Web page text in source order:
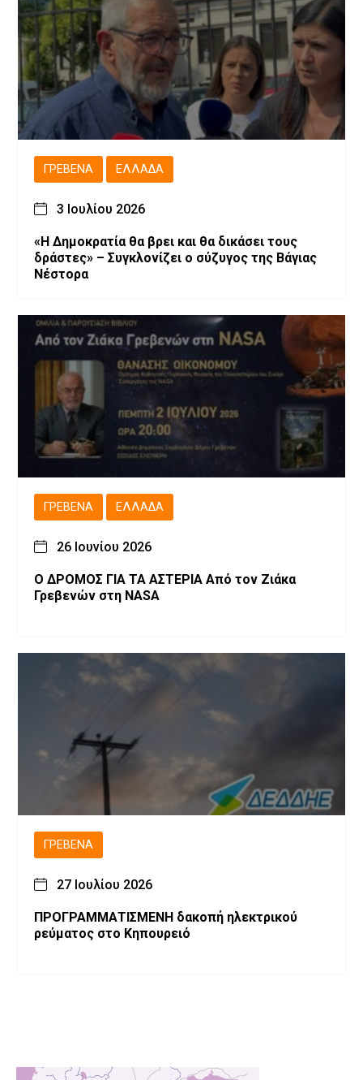
ΓΡΕΒΕΝΆ ΕΛΛΆΔΑ
3 Ιουλίου 2026
«Η Δημοκρατία θα βρει και θα δικάσει τους
δράστες» – Συγκλονίζει ο σύζυγος της Βάγιας
Νέστορα
ΓΡΕΒΕΝΆ ΕΛΛΆΔΑ
26 Ιουνίου 2026
Ο ΔΡΟΜΟΣ ΓΙΑ ΤΑ ΑΣΤΕΡΙΑ Από τον Ζιάκα
Γρεβενών στη NASA
ΓΡΕΒΕΝΆ
27 Ιουλίου 2026
ΠΡΟΓΡΑΜΜΑΤΙΣΜΕΝH δακοπή ηλεκτρικού
ρεύματος στο Κηπουρειό